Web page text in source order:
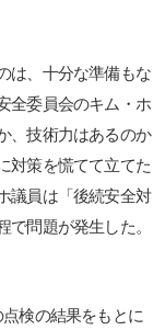
は、十分な準備もな
全委員会のキム・ホ
、技術力はあるのか
対策を慌てて立てた
議員は「後続安全対
問題が発生した。
検の結果をもとに